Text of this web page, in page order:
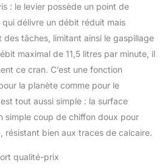
: le levier possède un point de
délivre un débit réduit mais
des tâches, limitant ainsi le gaspillage
maximal de 11,5 litres par minute, il
ce cran. C’est une fonction
la planète comme pour le
tout aussi simple : la surface
simple coup de chiffon doux pour
résistant bien aux traces de calcaire.
qualité-prix